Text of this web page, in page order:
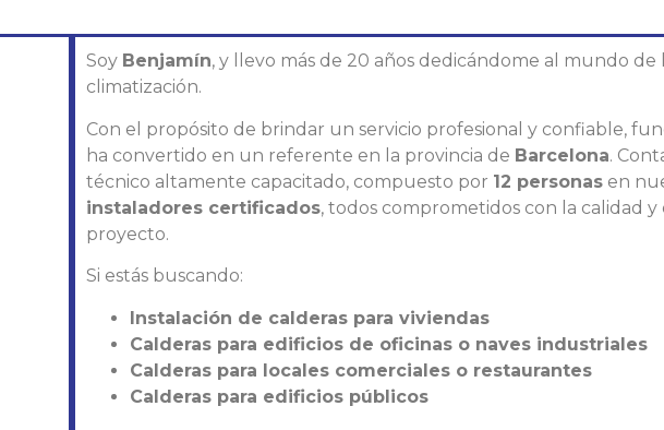
Soy Benjamín, y llevo más de 20 años dedicándome al mundo de
climatización.
Con el propósito de brindar un servicio profesional y confiable,
ha convertido en un referente en la provincia de Barcelona.
técnico altamente capacitado, compuesto por 12 personasen
instaladores certificados, todos comprometidos con la calidad y
proyecto.
Si estás buscando:
Instalación de calderas para viviendas
Calderas para edificios de oficinas o naves industriales
Calderas para locales comerciales o restaurantes
Calderas para edificios públicos